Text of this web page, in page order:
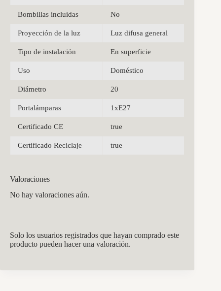
Bombillas incluidas No
Proyección de la luz Luz difusa general
Tipo de instalación En superficie
Uso Doméstico
Diámetro 20
Portalámparas 1xE27
Certificado CE true
Certificado Reciclaje true
Valoraciones
No hay valoraciones aún.
Solo los usuarios registrados que hayan comprado este
producto pueden hacer una valoración.